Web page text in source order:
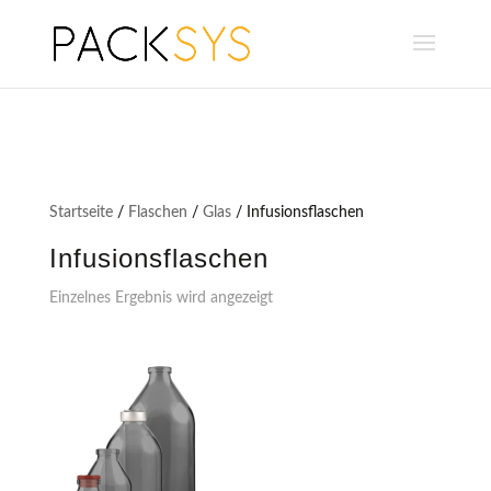
Startseite/ Flaschen / Glas/ Infusionsflaschen
Infusionsflaschen
Einzelnes Ergebnis wird angezeigt